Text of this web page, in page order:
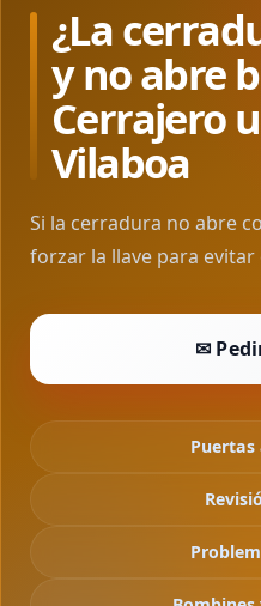
¿La
y no abre
Cerrajero
Vilaboa
Si la cerradura no abre
forzar la llave para
✉
Puertas